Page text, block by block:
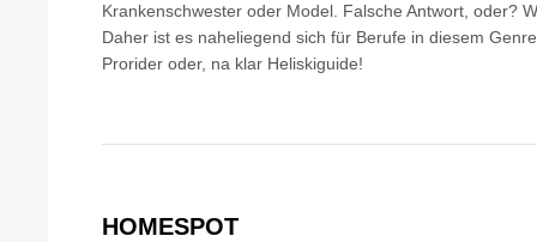
Krankenschwester oder Model. Falsche Antwort, oder?
Daher ist es naheliegend sich für Berufe in diesem
Prorider oder, na klar Heliskiguide!
HOMESPOT